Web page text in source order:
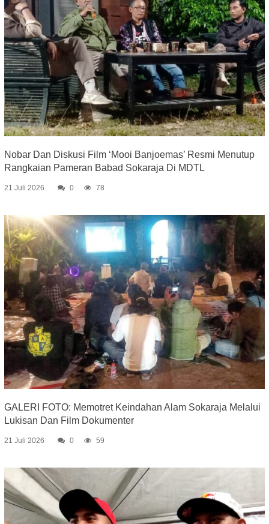
Nobar Dan Diskusi Film ‘Mooi Banjoemas’ Resmi Menutup
Rangkaian Pameran Babad Sokaraja Di MDTL
21 Juli 2026 0 78
GALERI FOTO: Memotret Keindahan Alam Sokaraja Melalui
Lukisan Dan Film Dokumenter
21 Juli 2026 0 59